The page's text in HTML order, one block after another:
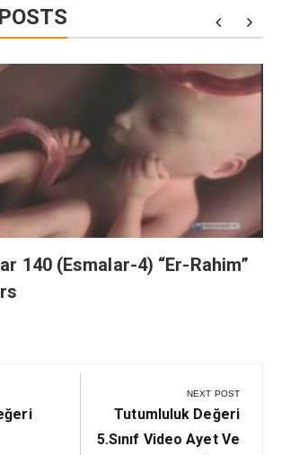
140 (Esmalar-4) “Er-Rahim”
NEXT POST
Next
Post:
Tutumluluk Değeri
5.Sınıf Video Ayet Ve